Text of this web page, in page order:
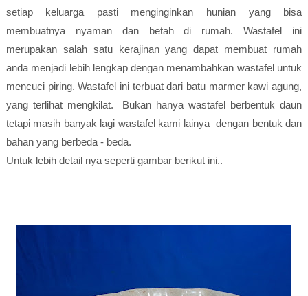
setiap keluarga pasti menginginkan hunian yang bisa
membuatnya nyaman dan betah di rumah. Wastafel ini
merupakan salah satu kerajinan yang dapat membuat rumah
anda menjadi lebih lengkap dengan menambahkan wastafel untuk
mencuci piring. Wastafel ini terbuat dari batu marmer kawi agung,
yang terlihat mengkilat. Bukan hanya wastafel berbentuk daun
tetapi masih banyak lagi wastafel kami lainya dengan bentuk dan
bahan yang berbeda - beda.
Untuk lebih detail nya seperti gambar berikut ini..